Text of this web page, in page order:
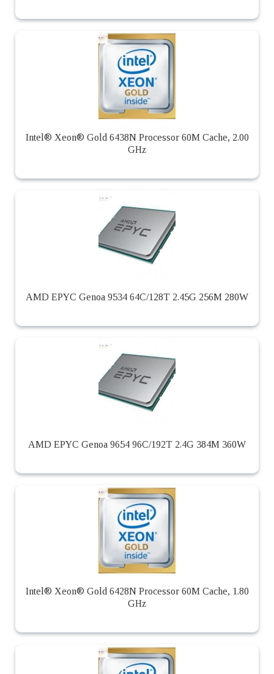
Intel® Xeon® Gold 6438N Processor 60M Cache, 2.00
GHz
AMD EPYC Genoa 9534 64C/128T 2.45G 256M 280W
AMD EPYC Genoa 9654 96C/192T 2.4G 384M 360W
Intel® Xeon® Gold 6428N Processor 60M Cache, 1.80
GHz